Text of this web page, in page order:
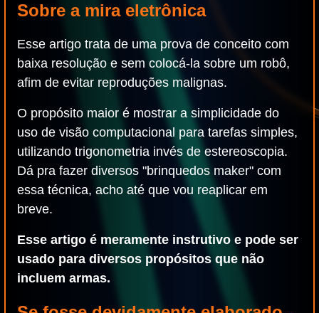
Sobre a mira eletrônica
Esse artigo trata de uma prova de conceito com
baixa resolução e sem colocá-la sobre um robô,
afim de evitar reproduções malignas.
O propósito maior é mostrar a simplicidade do
uso de visão computacional para tarefas simples,
utilizando trigonometria invés de estereoscopia.
Dá pra fazer diversos "brinquedos maker" com
essa técnica, acho até que vou reaplicar em
breve.
Esse artigo é meramente instrutivo e pode ser
usado para diversos propósitos que não
incluem armas.